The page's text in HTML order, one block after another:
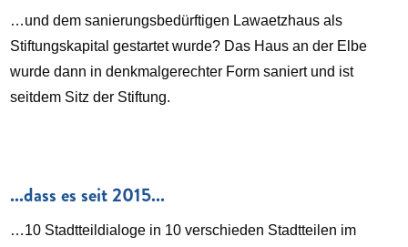
…und dem sanierungsbedürftigen Lawaetzhaus als
Stiftungskapital gestartet wurde? Das Haus an der Elbe
wurde dann in denkmalgerechter Form saniert und ist
seitdem Sitz der Stiftung.
...dass es seit 2015...
…10 Stadtteildialoge in 10 verschieden Stadtteilen im